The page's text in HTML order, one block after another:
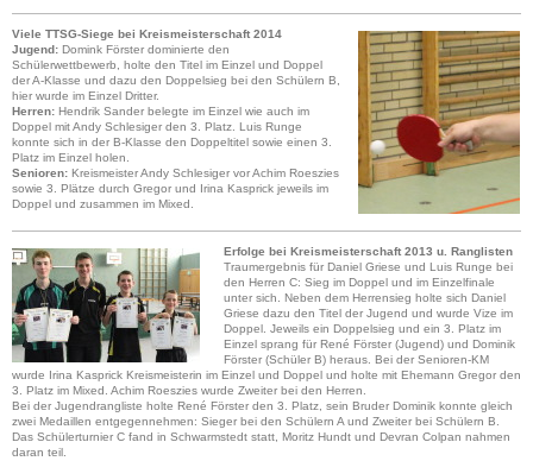
Viele TTSG-Siege bei Kreismeisterschaft 2014
Jugend: Domink Förster dominierte den
Schülerwettbewerb, holte den Titel im Einzel und Doppel
der A-Klasse und dazu den Doppelsieg bei den Schülern B,
hier wurde im Einzel Dritter.
Herren: Hendrik Sander belegte im Einzel wie auch im
Doppel mit Andy Schlesiger den 3. Platz. Luis Runge
konnte sich in der B-Klasse den Doppeltitel sowie einen 3.
Platz im Einzel holen.
Senioren: Kreismeister Andy Schlesiger vor Achim Roeszies
sowie 3. Plätze durch Gregor und Irina Kasprick jeweils im
Doppel und zusammen im Mixed.
Erfolge bei Kreismeisterschaft 2013 u. Ranglisten
Traumergebnis für Daniel Griese und Luis Runge bei
den Herren C: Sieg im Doppel und im Einzelfinale
unter sich. Neben dem Herrensieg holte sich Daniel
Griese dazu den Titel der Jugend und wurde Vize im
Doppel. Jeweils ein Doppelsieg und ein 3. Platz im
Einzel sprang für René Förster (Jugend) und Dominik
Förster (Schüler B) heraus. Bei der Senioren-KM
wurde Irina Kasprick Kreismeisterin im Einzel und Doppel und holte mit Ehemann Gregor den
3. Platz im Mixed. Achim Roeszies wurde Zweiter bei den Herren.
Bei der Jugendrangliste holte René Förster den 3. Platz, sein Bruder Dominik konnte gleich
zwei Medaillen entgegennehmen: Sieger bei den Schülern A und Zweiter bei Schülern B.
Das Schülerturnier C fand in Schwarmstedt statt, Moritz Hundt und Devran Colpan nahmen
daran teil.